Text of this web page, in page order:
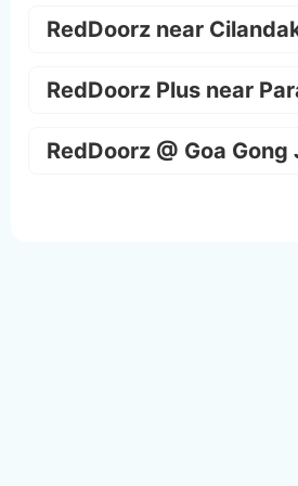
RedDoorz near
RedDoorz Plus near
RedDoorz @ Goa